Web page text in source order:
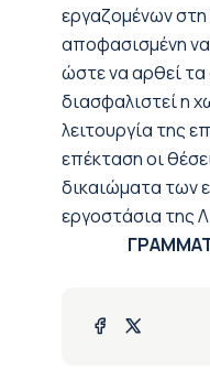
εργαζομένων στη
αποφασισμένη να
ώστε να αρθεί τα
διασφαλιστεί η
λειτουργία της
επέκταση οι
δικαιώματα των
εργοστάσια της